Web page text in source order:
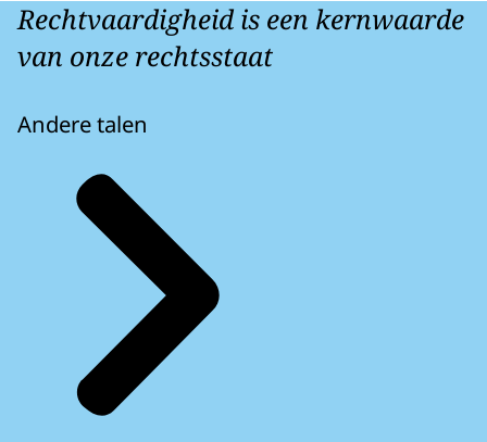
Rechtvaardigheid is een kernwaarde
van onze rechtsstaat
Andere talen